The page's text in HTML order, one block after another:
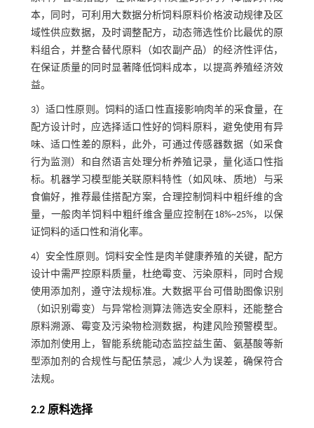
本，同时，可利用大数据分析饲料原料价格波动规律及区
域性供应数据，及时调整配方，动态筛选性价比最优的原
料组合，并整合替代原料（如农副产品）的经济性评估，
在保证质量的同时显著降低饲料成本，以提高养殖经济效
益。
3）适口性原则。饲料的适口性直接影响肉羊的采食量，在
配方设计时，应选择适口性好的饲料原料，避免使用有异
味、适口性差的原料，此外，可通过传感器数据（如采食
行为监测）和自然语言处理分析养殖记录，量化适口性指
标。机器学习模型能关联原料特性（如风味、质地）与采
食偏好，推荐最佳搭配方案，合理控制饲料中粗纤维的含
量，一般肉羊饲料中粗纤维含量应控制在18%~25%，以保
证饲料的适口性和消化率。
4）安全性原则。饲料安全性是肉羊健康养殖的关键，配方
设计中需严控原料质量，杜绝霉变、污染原料，同时合规
使用添加剂，遵守法规标准。大数据平台可借助图像识别
（如识别霉变）与异常检测算法筛选安全原料，还能整合
原料溯源、霉变及污染物检测数据，构建风险预警模型。
添加剂使用上，智能系统能动态监控益生菌、氨基酸等新
型添加剂的合规性与配伍禁忌，减少人为误差，确保符合
法规。
2.2 原料选择